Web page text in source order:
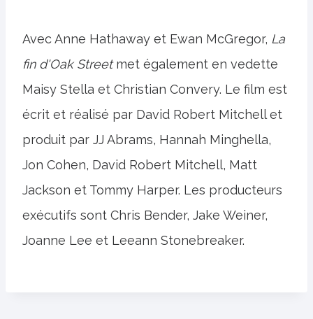
Avec Anne Hathaway et Ewan McGregor, La
fin d'Oak Streetmet également en vedette
Maisy Stella et Christian Convery. Le film est
écrit et réalisé par David Robert Mitchell et
produit par JJ Abrams, Hannah Minghella,
Jon Cohen, David Robert Mitchell, Matt
Jackson et Tommy Harper. Les producteurs
exécutifs sont Chris Bender, Jake Weiner,
Joanne Lee et Leeann Stonebreaker.